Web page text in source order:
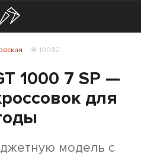
10082
1000 7 SP —
для
модель с